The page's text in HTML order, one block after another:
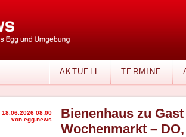
AKTUELL TERMINE
18.06.2026 08:00
von egg-news
Bienenhaus zu
Wochenmarkt – DO,